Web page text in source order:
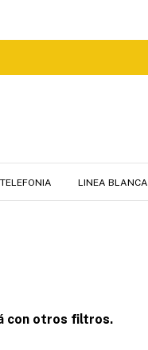
TELEFONIA LINEA BLANCA
con otros filtros.